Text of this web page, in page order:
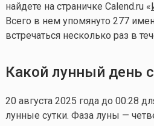
найдете на страничке Calend.ru «
Всего в нем упомянуто 277
встречаться несколько раз в
Какой лунный день
20 августа 2025 года до 00:28
лунные сутки. Фаза луны —